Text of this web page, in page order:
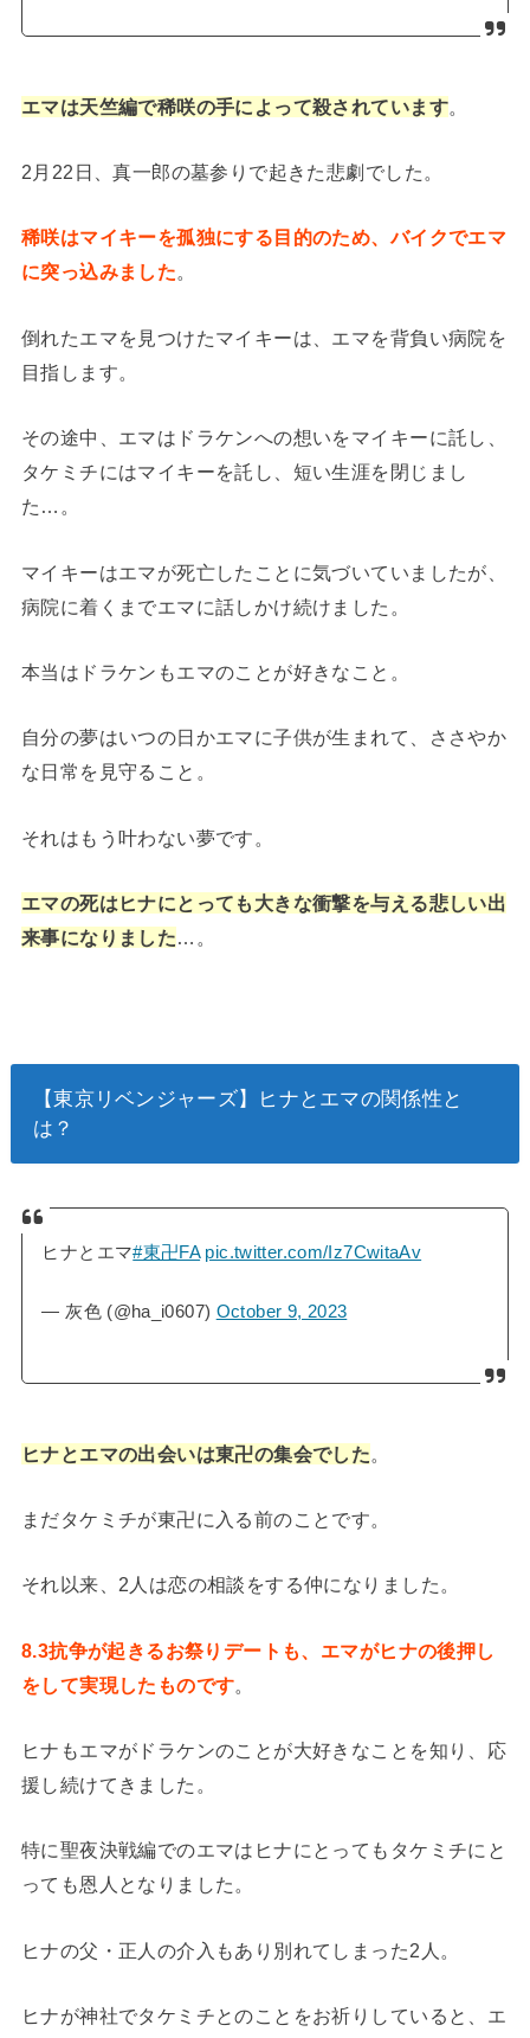
エマは天竺編で稀咲の手によって殺されています。
2月22日、真一郎の墓参りで起きた悲劇でした。
稀咲はマイキーを孤独にする目的のため、バイクでエマ
に突っ込みました。
倒れたエマを見つけたマイキーは、エマを背負い病院を
目指します。
その途中、エマはドラケンへの想いをマイキーに託し、
タケミチにはマイキーを託し、短い生涯を閉じまし
た…。
マイキーはエマが死亡したことに気づいていましたが、
病院に着くまでエマに話しかけ続けました。
本当はドラケンもエマのことが好きなこと。
自分の夢はいつの日かエマに子供が生まれて、ささやか
な日常を見守ること。
それはもう叶わない夢です。
エマの死はヒナにとっても大きな衝撃を与える悲しい出
来事になりました…。
【東京リベンジャーズ】ヒナとエマの関係性と
は？
ヒナとエマ#東卍FA pic.twitter.com/Iz7CwitaAv
— 灰色 (@ha_i0607) October 9, 2023
ヒナとエマの出会いは東卍の集会でした。
まだタケミチが東卍に入る前のことです。
それ以来、2人は恋の相談をする仲になりました。
8.3抗争が起きるお祭りデートも、エマがヒナの後押し
をして実現したものです。
ヒナもエマがドラケンのことが大好きなことを知り、応
援し続けてきました。
特に聖夜決戦編でのエマはヒナにとってもタケミチにと
っても恩人となりました。
ヒナの父・正人の介入もあり別れてしまった2人。
ヒナが神社でタケミチとのことをお祈りしていると、エ